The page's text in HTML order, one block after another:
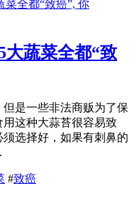
大蔬菜全都“致
是一些非法商贩为了保
这种大蒜苔很容易致
选择好，如果有刺鼻的
#致癌